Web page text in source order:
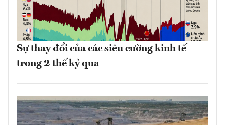
Sự thay đổi của các siêu cường kinh tế
trong 2 thế kỷ qua